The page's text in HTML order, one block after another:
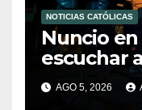
NOTICIAS CATÓLICAS
Nuncio
escuchar
la guerra
AGO 5, 2026